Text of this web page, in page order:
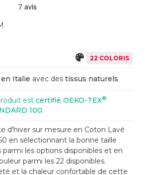
22 COLORIS
en Italie avec des tissus naturels
est certifié OEKO-TEX®
100.
d'hiver sur mesure en Coton Lavé
en sélectionnant la bonne taille
les options disponibles et en
parmi les 22 disponibles.
et la chaleur confortable de cette